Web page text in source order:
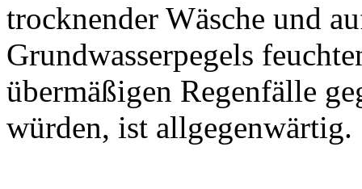
trocknender Wäsche und
Grundwasserpegels
übermäßigen Regenfälle
würden, ist allgegenwärtig.